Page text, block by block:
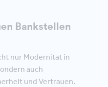
Bankstellen
nur Modernität in
auch
und Vertrauen.